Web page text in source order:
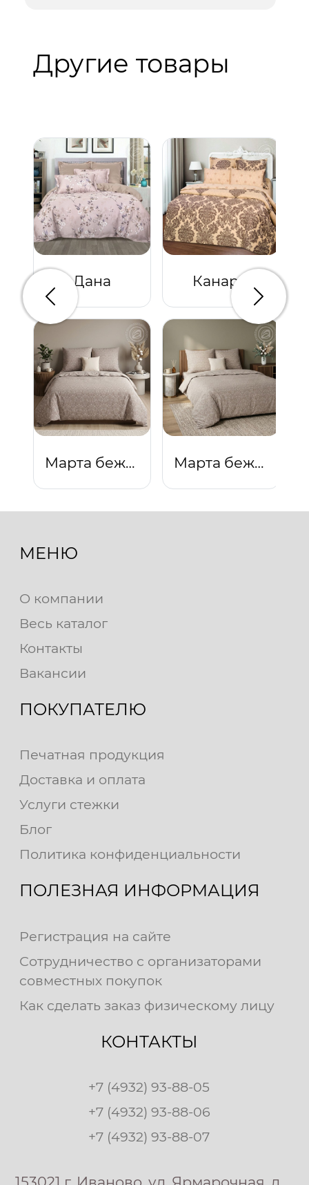
Другие товары
Дана Канары
Марта бежевая Марта бежевая
Предыдущий
МЕНЮ
О компании
Весь каталог
Контакты
Вакансии
ПОКУПАТЕЛЮ
Печатная продукция
Доставка и оплата
Услуги стежки
Блог
Политика конфиденциальности
ПОЛЕЗНАЯ ИНФОРМАЦИЯ
Регистрация на сайте
Сотрудничество с организаторами
совместных покупок
Как сделать заказ физическому лицу
КОНТАКТЫ
+7 (4932) 93-88-05
+7 (4932) 93-88-06
+7 (4932) 93-88-07